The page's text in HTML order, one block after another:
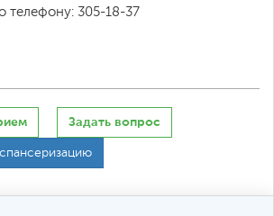
теле­фону: 305-18-37
Задать вопрос